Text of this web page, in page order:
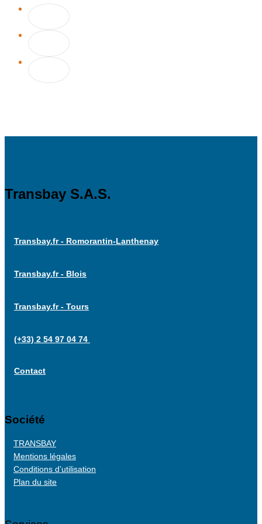
Transbay S.A.S.
Transbay.fr - Romorantin-Lanthenay
Transbay.fr - Blois
Transbay.fr - Tours
(+33) 2 54 97 04 74
Contact
Société
TRANSBAY
Mentions légales
Conditions d’utilisation
Plan du site